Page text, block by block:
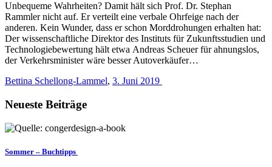
Unbequeme Wahrheiten? Damit hält sich Prof. Dr. Stephan
Rammler nicht auf. Er verteilt eine verbale ­Ohrfeige nach der
anderen. Kein Wunder, dass er schon Morddrohungen erhalten hat:
Der wissenschaftliche Direktor des Instituts für Zukunftsstudien und
Technologiebewertung hält etwa Andreas Scheuer für ahnungslos,
der Verkehrsminister wäre besser Autoverkäufer…
Bettina Schellong-Lammel, 3. Juni 2019
Neueste Beiträge
Sommer – Buchtipps